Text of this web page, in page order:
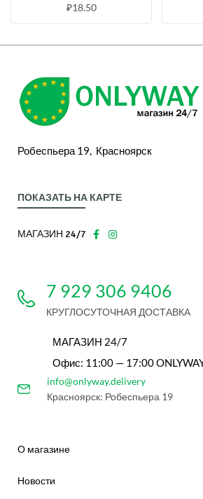
₽18.50
Робеспьера 19, Красноярск
ПОКАЗАТЬ НА КАРТЕ
МАГАЗИН 24/7
7 929 306 9406
КРУГЛОСУТОЧНАЯ ДОСТАВКА
МАГАЗИН 24/7
Офис: 11:00 — 17:00
info@onlyway.delivery
Красноярск: Робеспьера 19
О магазине
Новости